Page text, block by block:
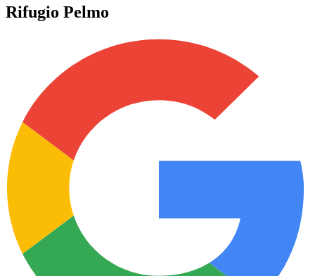
Rifugio Pelmo